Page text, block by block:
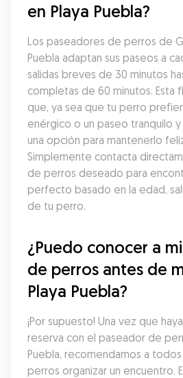
en Playa Puebla?
Los paseadores de perros de
Puebla adaptan sus paseos a
salidas breves de 30 minutos
completas de 60 minutos. Esta
que, ya sea que tu perro
enérgico o un paseo tranquilo
una opción para mantenerlo
Simplemente contacta
de perros deseado para
perfecto basado en la edad,
de tu perro.
¿Puedo conocer a
de perros antes de
Playa Puebla?
¡Por supuesto! Una vez que
reserva con el paseador de
Puebla, recomendamos a
perros organizar un encuentro.